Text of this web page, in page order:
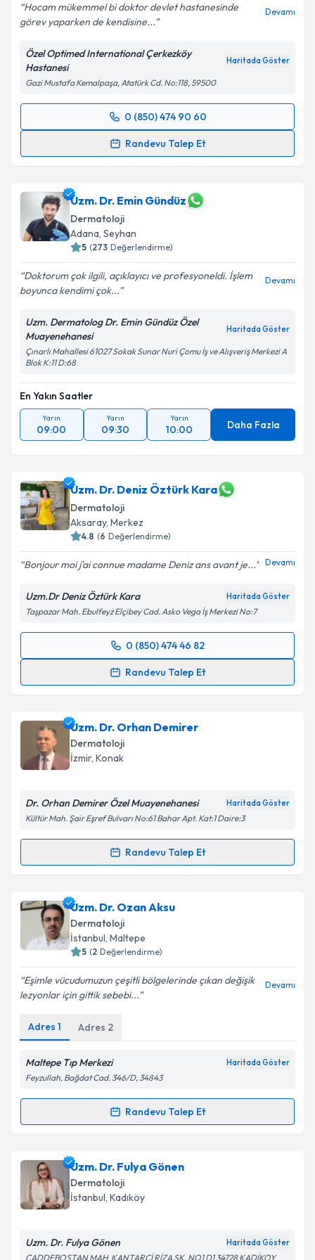
Hocam mükemmel bi doktor devlet hastanesinde
görev yaparken de kendisine...
Devamı
Özel Optimed International Çerkezköy
Hastanesi
Haritada Göster
Gazi Mustafa Kemalpaşa, Atatürk Cd. No:118, 59500
0 (850) 474 90 60
Randevu Talep Et
Randevu Takvimi Talebi
takvim hazırlandığında e-posta ile bilgilendireceğiz.
E-posta Adresiniz
Kişisel verilerimin işlenmesine ilişkin
kapsamda işlenmesini kabul ediyorum.
Uzm. Dr. Emin Gündüz
Dermatoloji
Adana, Seyhan
5 (273 Değerlendirme)
Doktorum çok ilgili, açıklayıcı ve profesyoneldi. İşlem
boyunca kendimi çok...
Devamı
Uzm. Dermatolog Dr. Emin Gündüz Özel
Muayenehanesi
Haritada Göster
Çınarlı Mahallesi 61027 Sokak Sunar Nuri Çomu İş ve Alışveriş Merkezi A
Blok K:11 D:68
En Yakın Saatler
Yarın
09:00
Yarın
09:30
Yarın
10:00 Daha Fazla
Uzm. Dr. Deniz Öztürk Kara
Dermatoloji
Aksaray, Merkez
4.8 (6 Değerlendirme)
Bonjour moi j'ai connue madame Deniz ans avant je... Devamı
Uzm.Dr Deniz Öztürk Kara Haritada Göster
Taşpazar Mah. Ebulfeyz Elçibey Cad. Asko Vega İş Merkezi No:7
0 (850) 474 46 82
Randevu Talep Et
Randevu Takvimi Talebi
için bir takvim hazırlandığında e-posta ile
bilgilendireceğiz.
E-posta Adresiniz
Kişisel verilerimin işlenmesine ilişkinAydınlatma
'ni okudum ve kişisel verilerimin belirtilen
kapsamda işlenmesini kabul ediyorum.
Takvim Talebini Gönder
Uzm. Dr. Orhan Demirer
Dermatoloji
İzmir, Konak
Dr. Orhan Demirer Özel Muayenehanesi Haritada Göster
Kültür Mah. Şair Eşref Bulvarı No:61 Bahar Apt. Kat:1 Daire:3
Randevu Talep Et
Randevu Takvimi Talebi
Uzm. Dr. Orhan Demireriçin randevu takvimi talebi
oluşturun. Size bu uzmandan randevu almanız için bir
takvim hazırlandığında e-posta ile bilgilendireceğiz.
Kişisel verilerimin işlenmesine ilişkin
Metni'ni okudum ve kişisel verilerimin belirtilen
kapsamda işlenmesini kabul ediyorum.
Takvim Talebini Gönder
Uzm. Dr. Ozan Aksu
Dermatoloji
İstanbul, Maltepe
5 (2 Değerlendirme)
Eşimle vücudumuzun çeşitli bölgelerinde çıkan değişik
lezyonlar için gittik sebebi...
Devamı
Adres 1 Adres 2
Maltepe Tıp Merkezi Haritada Göster
Feyzullah, Bağdat Cad. 346/D, 34843
Randevu Talep Et
Randevu Takvimi Talebi
Uzm. Dr. Ozan Aksuiçin randevu takvimi talebi
oluşturun. Size bu uzmandan randevu almanız için bir
takvim hazırlandığında e-posta ile bilgilendireceğiz.
Uzm. Dr. Fulya Gönen
Dermatoloji
İstanbul, Kadıköy
Uzm. Dr. Fulya Gönen Haritada Göster
CADDEBOSTAN MAH. KANTARCİ RİZA SK. NO1 D1 34728 KADİKOY